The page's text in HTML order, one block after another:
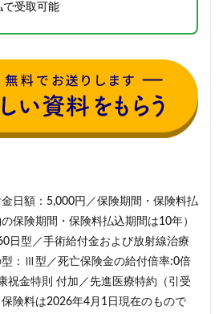
で受取可能
金日額：5,000円／保険期間・保険料払
保険期間・保険料払込期間は10年）
日型／手術給付金および放射線治療
：Ⅲ型／死亡保険金の給付倍率:0倍
祝金特則 付加／先進医療特約（引受
険料は2026年4月1日現在のもので